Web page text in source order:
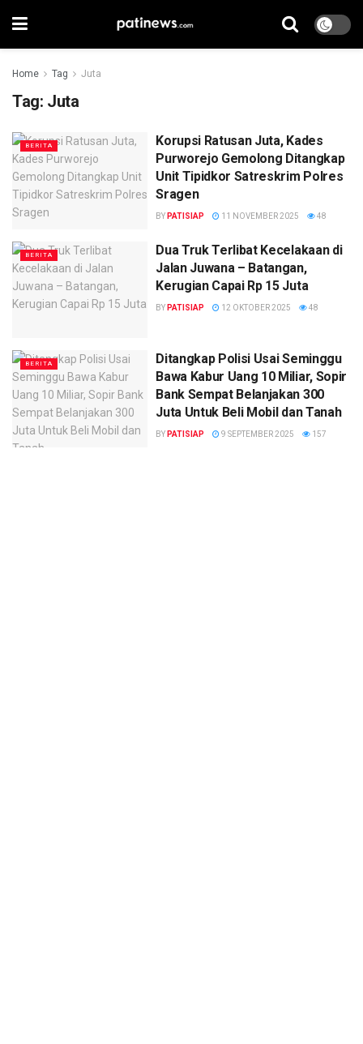
Home Tag Juta
Tag: Juta
BERITA
Korupsi Ratusan Juta, Kades
Purworejo Gemolong Ditangkap
Unit Tipidkor Satreskrim Polres
Sragen
BY PATISIAP 11 NOVEMBER 2025 48
BERITA
Dua Truk Terlibat Kecelakaan di
Jalan Juwana – Batangan,
Kerugian Capai Rp 15 Juta
BY PATISIAP 12 OKTOBER 2025 48
BERITA
Ditangkap Polisi Usai Seminggu
Bawa Kabur Uang 10 Miliar, Sopir
Bank Sempat Belanjakan 300
Juta Untuk Beli Mobil dan Tanah
BY PATISIAP 9 SEPTEMBER 2025 157